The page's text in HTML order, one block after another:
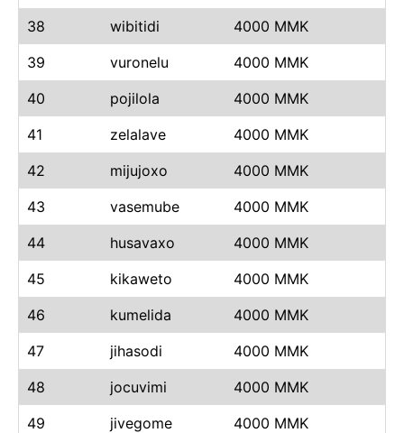
38
wibitidi
4000 MMK
39
vuronelu
4000 MMK
40
pojilola
4000 MMK
41
zelalave
4000 MMK
42
mijujoxo
4000 MMK
43
vasemube
4000 MMK
44
husavaxo
4000 MMK
45
kikaweto
4000 MMK
46
kumelida
4000 MMK
47
jihasodi
4000 MMK
48
jocuvimi
4000 MMK
49
jivegome
4000 MMK